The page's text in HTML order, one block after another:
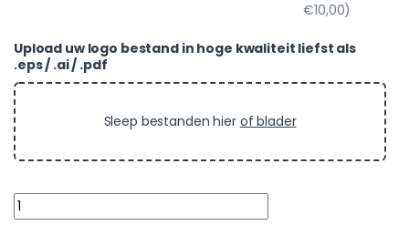
€10,00)
Upload uw logo bestand in hoge kwaliteit liefst als
.eps / .ai / .pdf
Sleep bestanden hier of blader
Quantity